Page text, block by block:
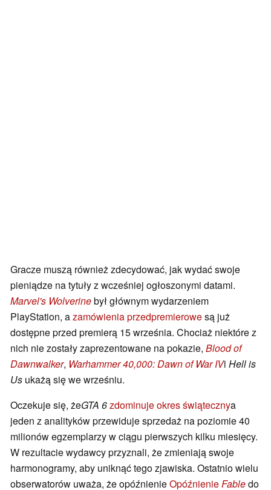
Gracze muszą również zdecydować, jak wydać swoje
pieniądze na tytuły z wcześniej ogłoszonymi datami.
Marvel's Wolverinebył głównym wydarzeniem
PlayStation, azamówienia przedpremierowesą już
dostępne przed premierą 15 września. Chociaż niektóre z
nich nie zostały zaprezentowane na pokazie, Blood of
Dawnwalker, Warhammer 40,000: Dawn of War IVi Hell is
Us ukażą się we wrześniu.
Oczekuje się, żeGTA 6zdominuje okres świątecznya
jeden z analityków przewiduje sprzedaż na poziomie 40
milionów egzemplarzy w ciągu pierwszych kilku miesięcy.
W rezultacie wydawcy przyznali, że zmieniają swoje
harmonogramy, aby uniknąć tego zjawiska. Ostatnio wielu
obserwatorów uważa, że opóźnienieOpóźnienieFabledo